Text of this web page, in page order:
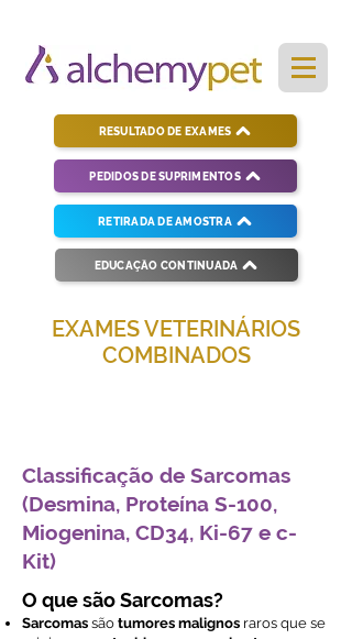
PEDIDOS DE SUPRIMENTOS
RESULTADO DE EXAMES
RETIRADA DE AMOSTRA
EDUCAÇÃO CONTINUADA
EXAMES VETERINÁRIOS
COMBINADOS
Classificação de Sarcomas
(Desmina, Proteína S-100,
Miogenina, CD34, Ki-67 e c-
Kit)
O que são Sarcomas?
Sarcomas são tumores malignos raros que se